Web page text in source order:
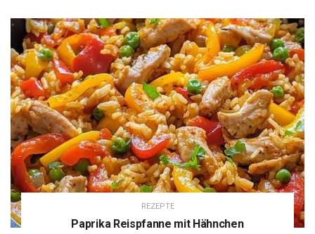
REZEPTE
Paprika Reispfanne mit Hähnchen